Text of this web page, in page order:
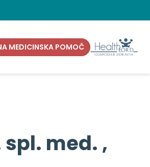
MEDICINSKA POMOČ
spl. med. ,